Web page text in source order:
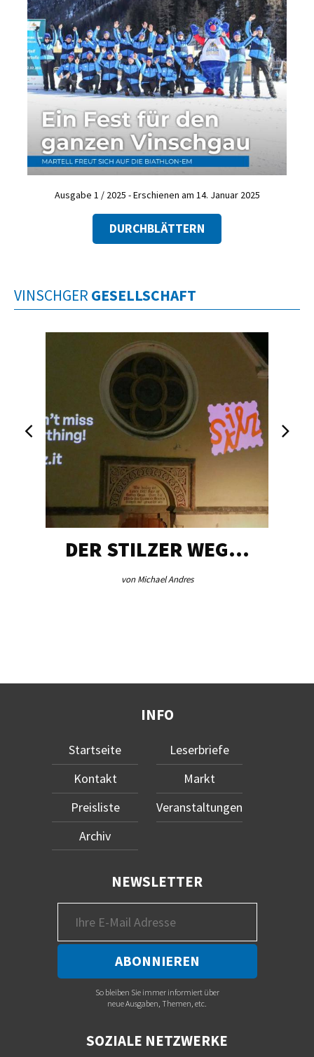
Ausgabe 1 / 2025 - Erschienen am 14. Januar 2025
DURCHBLÄTTERN
VINSCHGER GESELLSCHAFT
DER STILZER WEG…
von Michael Andres
INFO
Startseite
Kontakt
Preisliste
Archiv
Leserbriefe
Markt
Veranstaltungen
NEWSLETTER
So bleiben Sie immer informiert über
neue Ausgaben, Themen, etc.
SOZIALE NETZWERKE